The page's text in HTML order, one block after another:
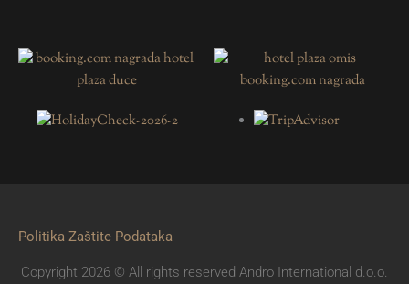
Politika Zaštite Podataka
Copyright 2026 © All rights reserved Andro International d.o.o.